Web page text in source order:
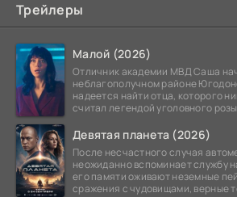
Трейлеры
Малой (2026)
Отличник академии МВД Саша
неблагополучном районе
надеется найти отца, которого
считал легендой уголовного
Девятая планета (2026)
После несчастного случая
неожиданно вспоминает службу
его памяти оживают неземные
сражения с чудовищами, верные